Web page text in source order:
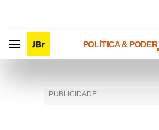
POLÍTICA & PODER